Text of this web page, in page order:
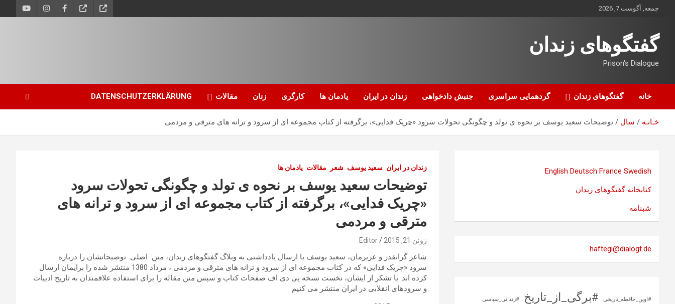
جمعه, آگوست 7, 2026
گفتگوهای زندان
Prison's Dialogue
خانه گفتگوهای زندان گردهمایی سراسری جنبش دادخواهی زندان در ایران یادمان ها کارگری زنان مقالات DATENSCHUTZERKLÄRUNG
خـانـه سال توضیحات سعید یوسف بر نحوه ی تولد و چگونگی تحولات سرود «چریک فدایی»، برگرفته از کتاب مجموعه ای از سرود و ترانه های مترقی و مردمی
زندان در ایران سعید یوسف شعر مقالات یادمان ها
توضیحات سعید یوسف بر نحوه ی تولد و چگونگی تحولات سرود
«چریک فدایی»، برگرفته از کتاب مجموعه ای از سرود و ترانه های
مترقی و مردمی
ژوئن 21, 2015 Editor
شاعر گرانقدر و عزیزمان، سعید یوسف با ارسال یادداشتی به وبلاگ گفتگوهای زندان، متن اصلی توضیحاتشان را درباره
سرود «چریک فدایی» که در کتاب مجموعه ای از سرود و ترانه های مترقی و مردمی ، مرداد 1380 منتشر شده را برایمان ارسال
کرده اند. با تشکر از ایشان، نخست نسخه پی دی اف صفحات کتاب و سپس متن مقاله را برای استفاده علاقمندان به تاریخ ادبیات
و سرودهای انقلابی در ایران منتشر می کنیم
English Deutsch France Swedish
کتابخانه گفتگوهای زندان
شبنامه
haftegi@dialogt.de
#اوین_حافظه_تاریخی #برگی_از_تاریخ #زندانی_سیاسی